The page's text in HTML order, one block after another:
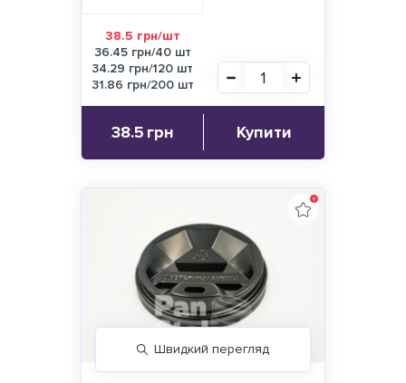
38.5 грн/шт
36.45 грн/40 шт
34.29 грн/120 шт
31.86 грн/200 шт
38.5 грн Купити
Швидкий перегляд